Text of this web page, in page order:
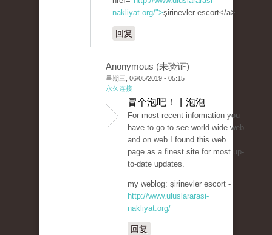
nakliyat.org/">şirinevler escort</a>
回复
Anonymous (未验证)
星期三, 06/05/2019 - 05:15
永久连接
冒个泡吧！ | 泡泡
For most recent information you
have to go to see world-wide-web
and on web I found this web
page as a finest site for most up-
to-date updates.
my weblog: şirinevler escort -
http://www.uluslararasi-
nakliyat.org/
回复